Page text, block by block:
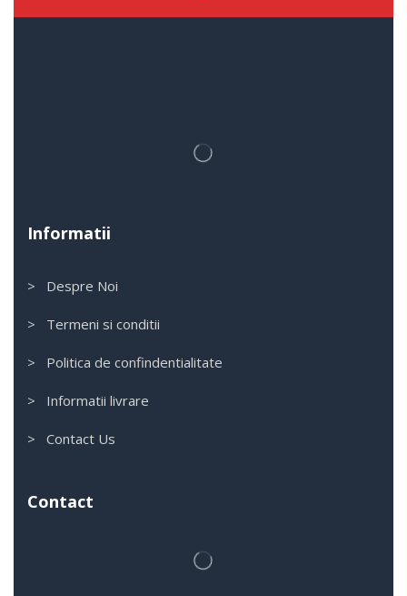
Informatii
> Despre Noi
> Termeni si conditii
> Politica de confindentialitate
> Informatii livrare
> Contact Us
Contact